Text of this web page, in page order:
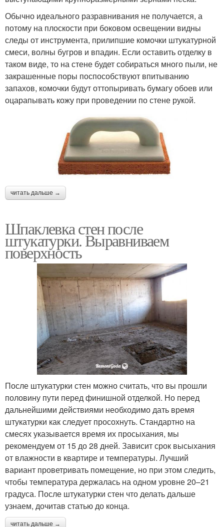
Обычно идеального разравнивания не получается, а
потому на плоскости при боковом освещении видны
следы от инструмента, прилипшие комочки штукатурной
смеси, волны бугров и впадин. Если оставить отделку в
таком виде, то на стене будет собираться много пыли, не
закрашенные поры поспособствуют впитыванию
запахов, комочки будут оттопыривать бумагу обоев или
оцарапывать кожу при проведении по стене рукой.
читать дальше →
Шпаклевка стен после
штукатурки. Выравниваем
поверхность
После штукатурки стен можно считать, что вы прошли
половину пути перед финишной отделкой. Но перед
дальнейшими действиями необходимо дать время
штукатурки как следует просохнуть. Стандартно на
смесях указывается время их просыхания, мы
рекомендуем от 15 до 28 дней. Зависит срок высыхания
от влажности в квартире и температуры. Лучший
вариант проветривать помещение, но при этом следить,
чтобы температура держалась на одном уровне 20–21
градуса. После штукатурки стен что делать дальше
узнаем, дочитав статью до конца.
читать дальше →